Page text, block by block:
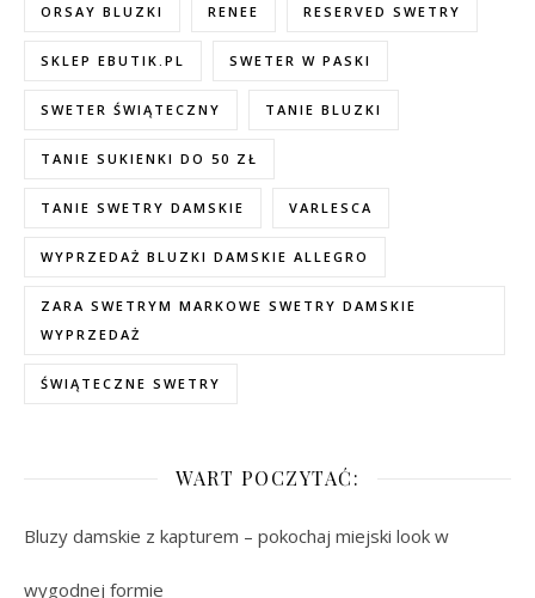
ORSAY BLUZKI RENEE RESERVED SWETRY
SKLEP EBUTIK.PL SWETER W PASKI
SWETER ŚWIĄTECZNY TANIE BLUZKI
TANIE SUKIENKI DO 50 ZŁ
TANIE SWETRY DAMSKIE VARLESCA
WYPRZEDAŻ BLUZKI DAMSKIE ALLEGRO
ZARA SWETRYM MARKOWE SWETRY DAMSKIE
WYPRZEDAŻ
ŚWIĄTECZNE SWETRY
WART POCZYTAĆ:
Bluzy damskie z kapturem – pokochaj miejski look w
wygodnej formie